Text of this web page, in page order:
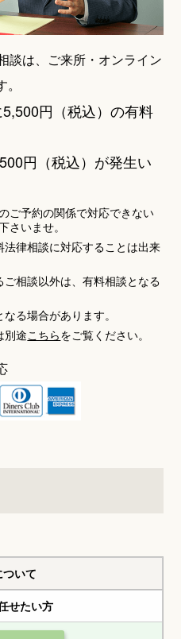
談は、ご来所・オンライン
円（税込）の有料
円（税込）が発生い
ご予約の関係で対応できない
さいませ。
律相談に対応することは出来
相談以外は、有料相談となる
る場合があります。
別途こちらをご覧ください。
いて
せたい方